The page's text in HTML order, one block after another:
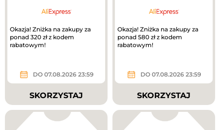
Okazja! Zniżka na zakupy za
ponad 320 zł z kodem
rabatowym!
DO 07.08.2026 23:59
SKORZYSTAJ
Okazja! Zniżka na zakupy za
ponad 580 zł z kodem
rabatowym!
DO 07.08.2026 23:59
SKORZYSTAJ